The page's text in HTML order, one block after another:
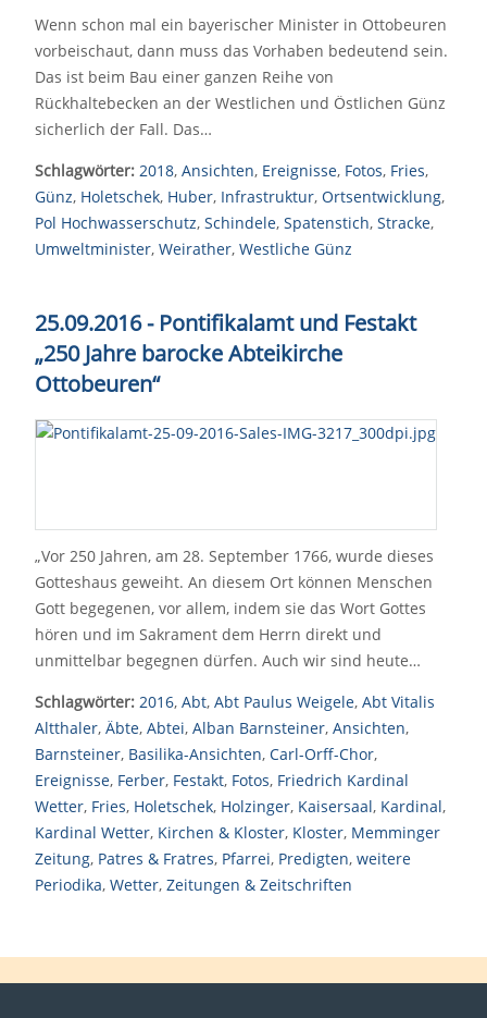
Wenn schon mal ein bayerischer Minister in Ottobeuren
vorbeischaut, dann muss das Vorhaben bedeutend sein.
Das ist beim Bau einer ganzen Reihe von
Rückhaltebecken an der Westlichen und Östlichen Günz
sicherlich der Fall. Das…
Schlagwörter: 2018, Ansichten, Ereignisse, Fotos, Fries,
Günz, Holetschek, Huber, Infrastruktur, Ortsentwicklung,
Pol Hochwasserschutz, Schindele, Spatenstich, Stracke,
Umweltminister, Weirather, Westliche Günz
25.09.2016 - Pontifikalamt und Festakt
„250 Jahre barocke Abteikirche
Ottobeuren“
„Vor 250 Jahren, am 28. September 1766, wurde dieses
Gotteshaus geweiht. An diesem Ort können Menschen
Gott begegenen, vor allem, indem sie das Wort Gottes
hören und im Sakrament dem Herrn direkt und
unmittelbar begegnen dürfen. Auch wir sind heute…
Schlagwörter: 2016, Abt, Abt Paulus Weigele, Abt Vitalis
Altthaler, Äbte, Abtei, Alban Barnsteiner, Ansichten,
Barnsteiner, Basilika-Ansichten, Carl-Orff-Chor,
Ereignisse, Ferber, Festakt, Fotos, Friedrich Kardinal
Wetter, Fries, Holetschek, Holzinger, Kaisersaal, Kardinal,
Kardinal Wetter, Kirchen & Kloster, Kloster, Memminger
Zeitung, Patres & Fratres, Pfarrei, Predigten, weitere
Periodika, Wetter, Zeitungen & Zeitschriften